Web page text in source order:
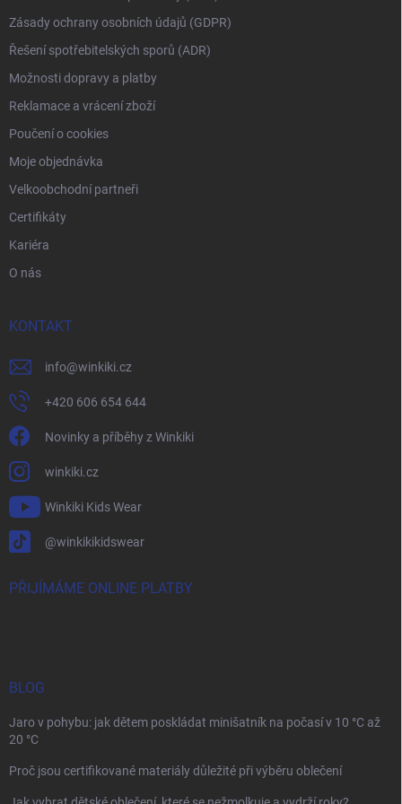
Zásady ochrany osobních údajů (GDPR)
Řešení spotřebitelských sporů (ADR)
Možnosti dopravy a platby
Reklamace a vrácení zboží
Poučení o cookies
Moje objednávka
Velkoobchodní partneři
Certifikáty
Kariéra
O nás
KONTAKT
info@winkiki.cz
+420 606 654 644
Novinky a příběhy z Winkiki
winkiki.cz
Winkiki Kids Wear
@winkikikidswear
PŘIJÍMÁME ONLINE PLATBY
BLOG
Jaro v pohybu: jak dětem poskládat minišatník na počasí v 10 °C až
20 °C
Proč jsou certifikované materiály důležité při výběru oblečení